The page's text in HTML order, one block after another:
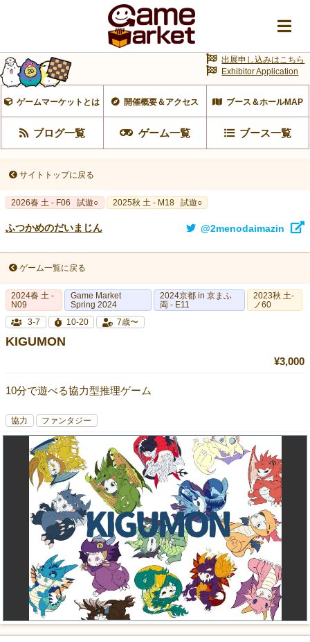
ゲームマーケットとは 開催概要＆アクセス ブース＆ホールMAP
ブログ一覧 ゲーム一覧 ブース一覧
出展申し込みはこちら
Exhibitor Application
サイトトップに戻る
2026春 土 - F06 試遊○ 2025秋 土 - M18 試遊○
ふつかめのだいまじん @2menodaimazin
ゲーム一覧に戻る
2024春 土 -
N09
Game Market
Spring 2024
2024京都 in 京まふ
両 - E11
2023秋 土-
ノ60
3-7
10-20 7歳〜
KIGUMON
¥3,000
10分で遊べる協力型推理ゲーム
協力 ファンタジー